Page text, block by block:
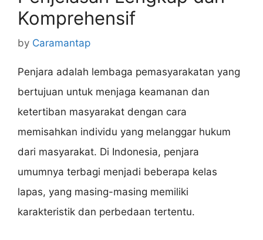
Komprehensif
by Caramantap
Penjara adalah lembaga pemasyarakatan yang
bertujuan untuk menjaga keamanan dan
ketertiban masyarakat dengan cara
memisahkan individu yang melanggar hukum
dari masyarakat. Di Indonesia, penjara
umumnya terbagi menjadi beberapa kelas
lapas, yang masing-masing memiliki
karakteristik dan perbedaan tertentu.